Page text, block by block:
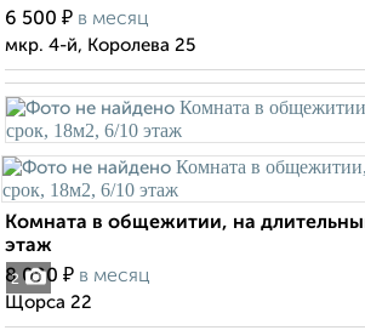
6 500 ₽ в месяц
мкр. 4-й, Королева 25
2
Комната в общежитии, на
этаж
8 000 ₽ в месяц
Щорса 22